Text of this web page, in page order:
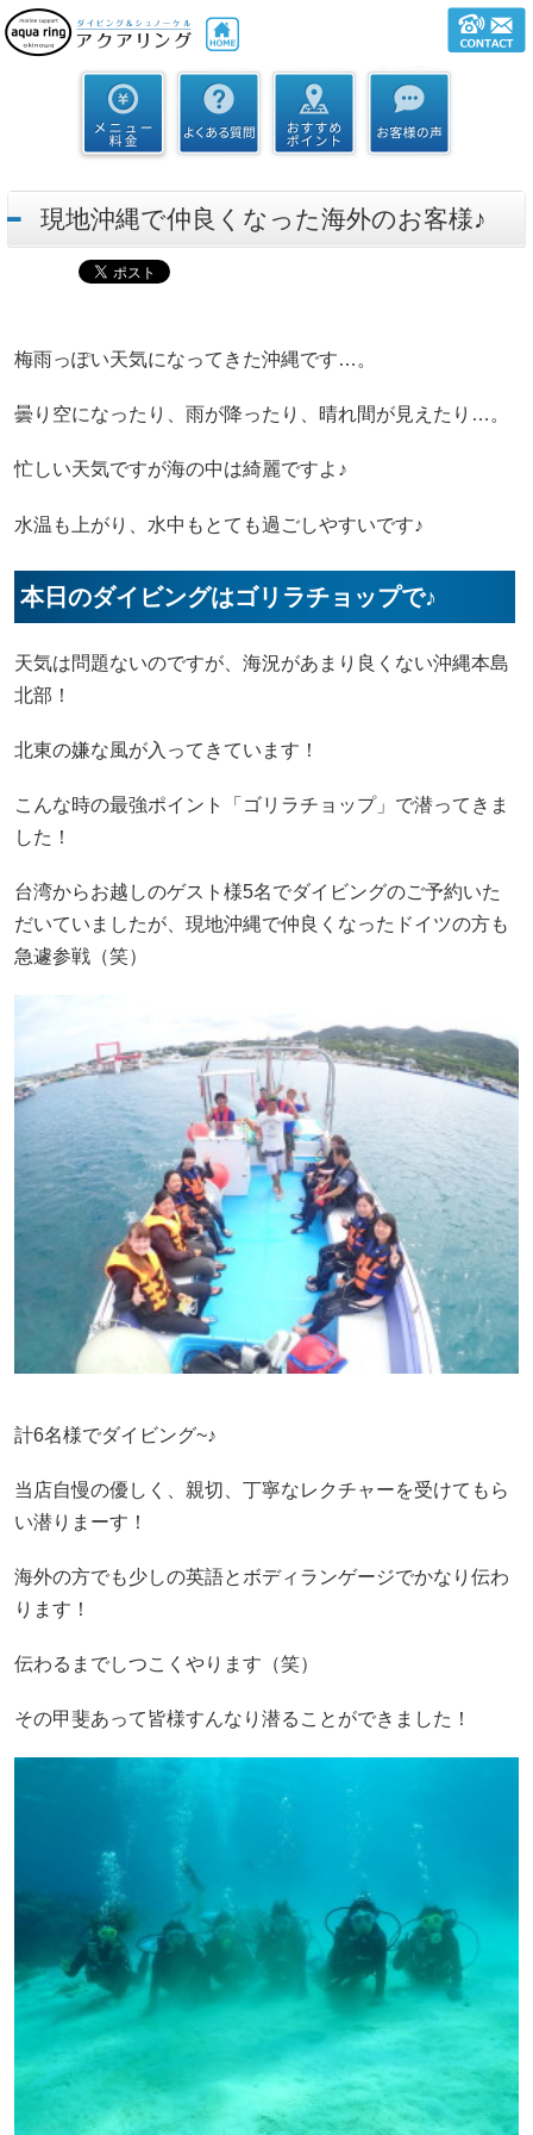
現地沖縄で仲良くなった海外のお客様♪
梅雨っぽい天気になってきた沖縄です…。
曇り空になったり、雨が降ったり、晴れ間が見えたり…。
忙しい天気ですが海の中は綺麗ですよ♪
水温も上がり、水中もとても過ごしやすいです♪
本日のダイビングはゴリラチョップで♪
天気は問題ないのですが、海況があまり良くない沖縄本島
北部！
北東の嫌な風が入ってきています！
こんな時の最強ポイント「ゴリラチョップ」で潜ってきま
した！
台湾からお越しのゲスト様5名でダイビングのご予約いた
だいていましたが、現地沖縄で仲良くなったドイツの方も
急遽参戦（笑）
計6名様でダイビング~♪
当店自慢の優しく、親切、丁寧なレクチャーを受けてもら
い潜りまーす！
海外の方でも少しの英語とボディランゲージでかなり伝わ
ります！
伝わるまでしつこくやります（笑）
その甲斐あって皆様すんなり潜ることができました！